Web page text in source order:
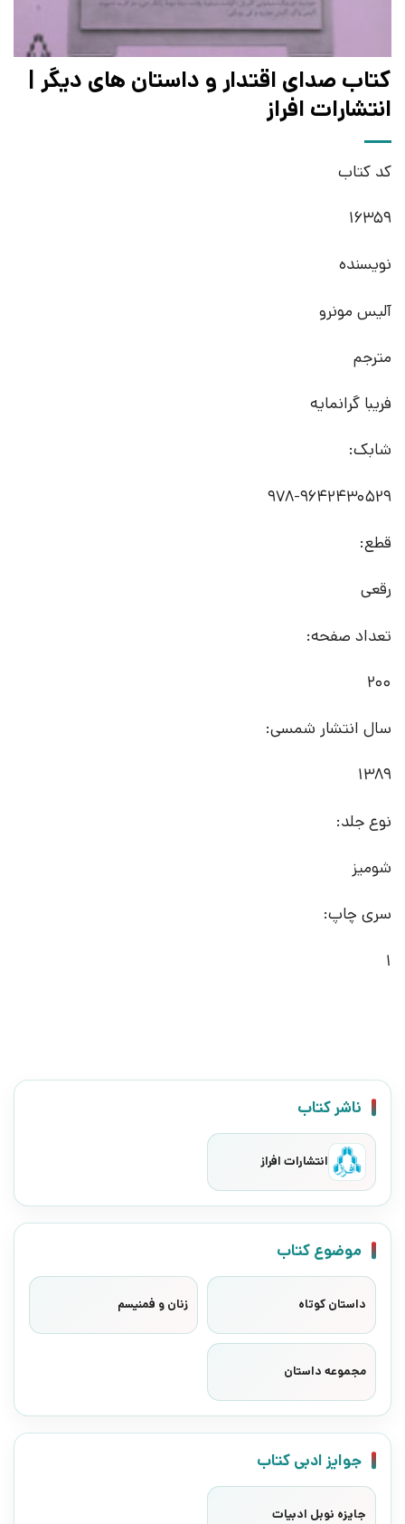
کتاب صدای اقتدار و داستان های دیگر |
انتشارات افراز
کد کتاب
16359
نویسنده
آلیس مونرو
مترجم
فریبا گرانمایه
شابک:
978-9642430529
قطع:
رقعی
تعداد صفحه:
200
سال انتشار شمسی:
1389
نوع جلد:
شومیز
سری چاپ:
1
ناشر کتاب
انتشارات افراز
موضوع کتاب
داستان کوتاه زنان و فمنیسم
مجموعه داستان
جوایز ادبی کتاب
جایزه نوبل ادبیات